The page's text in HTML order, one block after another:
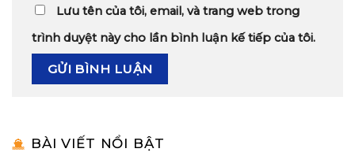
Lưu tên của tôi, email, và trang web trong
trình duyệt này cho lần bình luận kế tiếp của tôi.
BÀI VIẾT NỔI BẬT